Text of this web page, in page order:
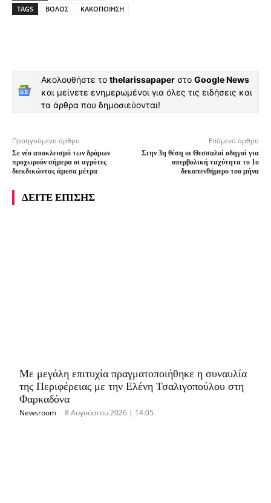
TAGS
ΒΟΛΟΣ ΚΑΚΟΠΟΙΗΣΗ
Ακολουθήστε το thelarissapaper στο Google News
και μείνετε ενημερωμένοι για όλες τις ειδήσεις και
τα άρθρα που δημοσιεύονται!
Προηγούμενο άρθρο
Σε νέο αποκλεισμό των δρόμων
προχωρούν σήμερα οι αγρότες
διεκδικώντας άμεσα μέτρα
Επόμενο άρθρο
Στην 3η θέση οι Θεσσαλοί οδηγοί για
υπερβολική ταχύτητα το 1ο
δεκαπενθήμερο του μήνα
ΔΕΙΤΕ ΕΠΙΣΗΣ
Με μεγάλη επιτυχία πραγματοποιήθηκε η συναυλία
της Περιφέρειας με την Ελένη Τσαλιγοπούλου στη
Φαρκαδόνα
Newsroom - 8 Αυγούστου 2026 | 14:05